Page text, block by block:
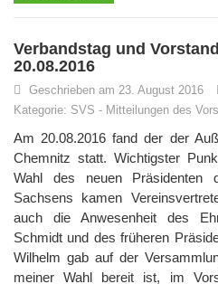
Verbandstag und
20.08.2016
Geschrieben am 23. August 2016
Kategorie: SVS - Mitteilungen des
Am 20.08.2016 fand der der
Chemnitz statt. Wichtigster
Wahl des neuen Präsidenten
Sachsens kamen
auch die Anwesenheit des
Schmidt und des früheren
Wilhelm gab auf der
meiner Wahl bereit ist, im